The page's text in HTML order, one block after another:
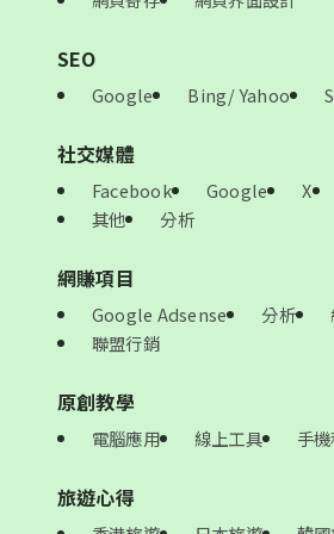
SEO
Google Bing/ Yahoo
社交媒體
Facebook Google X
其他
分析
網賺項目
Google Adsense 分析
聯盟行銷
原創教學
電腦應用 線上工具 手
旅遊心得